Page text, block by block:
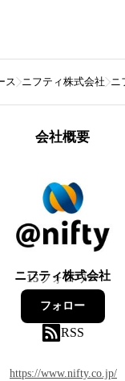
ス ニフティ株式会社 ニ
会社概要
ニフティ株式会社
15フォロワー
フォロー
RSS
https://www.nifty.co.jp/